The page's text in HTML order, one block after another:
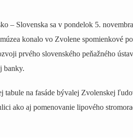
– Slovenska sa v pondelok 5.
konalo vo Zvolene spomienkové
prvého slovenského peňažného
banky.
tabule na fasáde bývalej Zvolenskej
ako aj pomenovanie lipového